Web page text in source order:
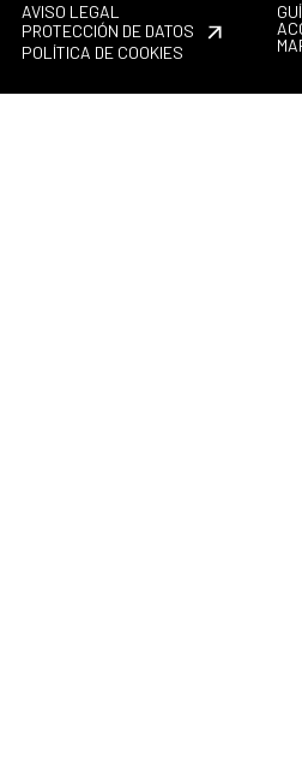
AVISO LEGAL
PROTECCIÓN DE DATOS
POLÍTICA DE COOKIES